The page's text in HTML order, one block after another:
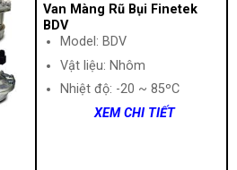
Van Màng Rũ Bụi Finetek
BDV
Model: BDV
Vật liệu: Nhôm
Nhiệt độ: -20 ~ 85ºC
XEM CHI TIẾT